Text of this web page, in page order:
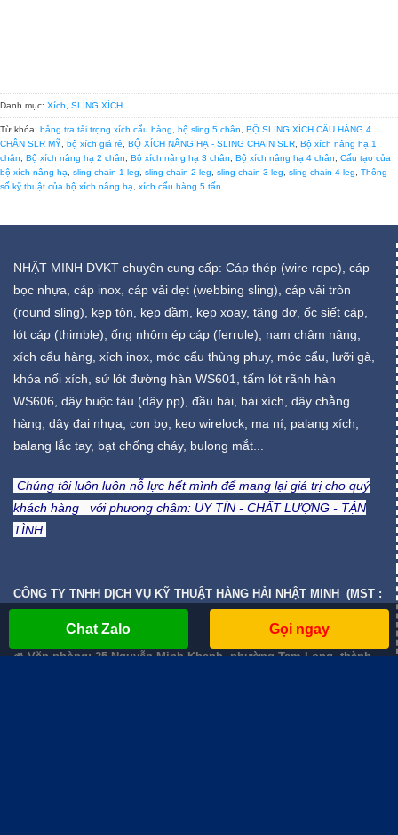
Danh mục: Xích SLING XÍCH
Từ khóa: bảng tra tải trọng xích cẩu hàng bộ sling 5 chân
BỘ SLING XÍCH CẨU HÀNG 4
CHÂN SLR MỸ bộ xích giá rẻ BỘ XÍCH NÂNG HẠ - SLING CHAIN SLR Bộ xích nâng hạ 1
chân
Bộ xích nâng hạ 2 chân Bộ xích nâng hạ 3 chân Bộ xích nâng hạ 4 chân
Cấu tạo của
bộ xích nâng hạ
sling chain 1 leg sling chain 2 leg sling chain 3 leg sling chain 4 leg
Thông
số kỹ thuật của bộ xích nâng hạ
xích cẩu hàng 5 tấn
NHẬT MINH DVKT chuyên cung cấp: Cáp thép (wire rope), cáp
bọc nhựa, cáp inox, cáp vải dẹt (webbing sling), cáp vải tròn
(round sling), kẹp tôn, kẹp dầm, kẹp xoay, tăng đơ, ốc siết cáp,
lót cáp (thimble), ống nhôm ép cáp (ferrule), nam châm nâng,
xích cẩu hàng, xích inox, móc cẩu thùng phuy, móc cẩu, lưỡi gà,
khóa nối xích, sứ lót đường hàn WS601, tấm lót rãnh hàn
WS606, dây buộc tàu (dây pp), đầu bái, bái xích, dây chằng
hàng, dây đai nhựa, con bọ, keo wirelock, ma ní, palang xích,
balang lắc tay, bạt chống cháy, bulong mắt...
Chúng tôi luôn luôn nỗ lực hết mình để mang lại giá trị cho quý
khách hàng với phương châm: UY TÍN - CHẤT LƯỢNG - TẬN
TÌNH
CÔNG TY TNHH DỊCH VỤ KỸ THUẬT HÀNG HẢI NHẬT MINH (MST :
Văn phòng: 25 Nguyễn Minh Khanh, phường Tam Long, thành
Chat Zalo Gọi ngay